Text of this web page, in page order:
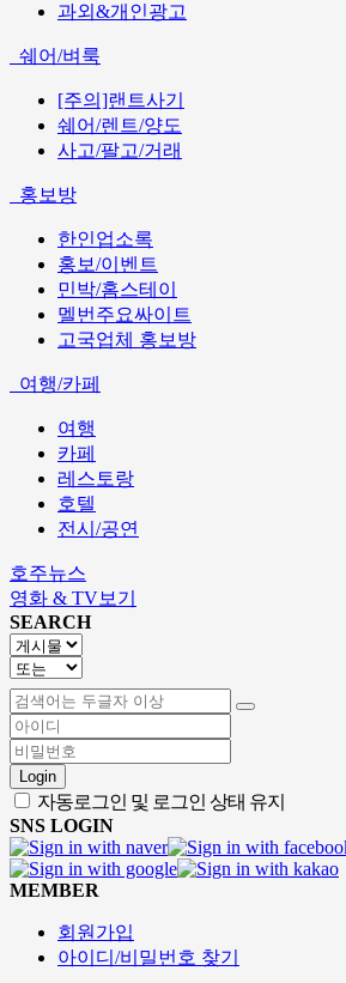
과외&개인광고
쉐어/벼룩
[주의]랜트사기
쉐어/렌트/양도
사고/팔고/거래
홍보방
한인업소록
홍보/이벤트
민박/홈스테이
멜번주요싸이트
고국업체 홍보방
여행/카페
여행
카페
레스토랑
호텔
전시/공연
호주뉴스
영화 & TV보기
SEARCH
Login
자동로그인 및 로그인 상태 유지
SNS LOGIN
MEMBER
회원가입
아이디/비밀번호 찾기